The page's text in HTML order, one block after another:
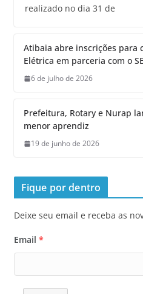
realizado no dia 31 de
Atibaia abre inscrições para
Elétrica em parceria com o
6 de julho de 2026
Prefeitura, Rotary e Nurap
menor aprendiz
19 de junho de 2026
Fique por dentro
Deixe seu email e receba as
Email *